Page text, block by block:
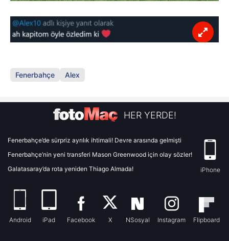
Fenerbahçe Alex
HER YERDE!
Fenerbahçe’de sürpriz ayrılık ihtimali! Devre arasında gelmişti
Fenerbahçe’nin yeni transferi Mason Greenwood için olay sözler!
Galatasaray’da rota yeniden Thiago Almada!
iPhone
Android iPad Facebook X NSosyal Instagram Flipboard